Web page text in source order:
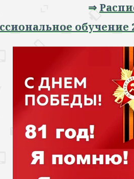
Расписание
обучение 2026-